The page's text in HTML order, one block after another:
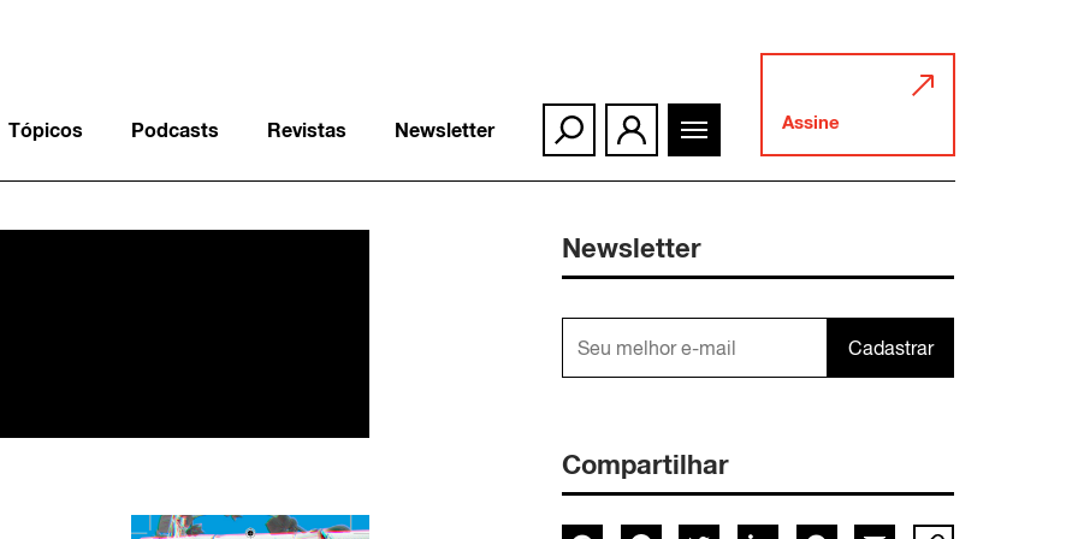
Tópicos Podcasts Revistas Newsletter Assine
Newsletter
Cadastrar
Compartilhar